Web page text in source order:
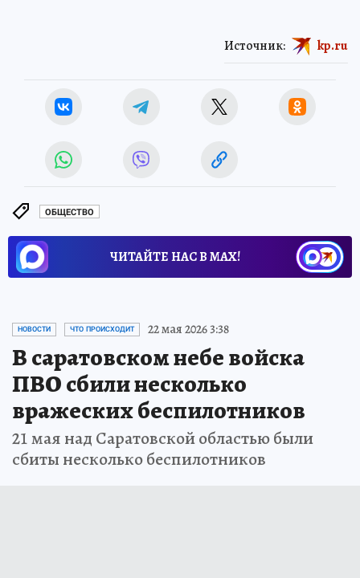
Источник: kp.ru
ОБЩЕСТВО
ЧИТАЙТЕ НАС В МАХ!
НОВОСТИ ЧТО ПРОИСХОДИТ 22 мая 2026 3:38
В саратовском небе войска
ПВО сбили несколько
вражеских беспилотников
21 мая над Саратовской областью были
сбиты несколько беспилотников